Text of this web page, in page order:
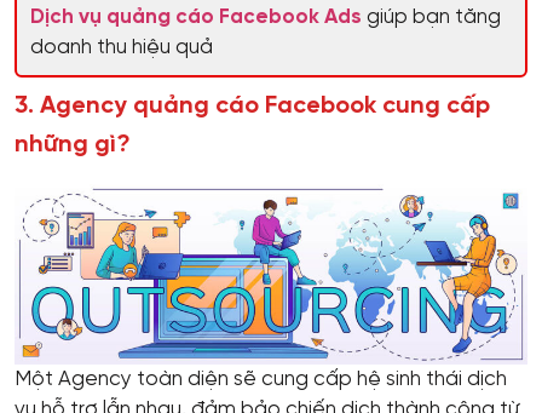
Dịch vụ quảng cáo Facebook Ads giúp bạn tăng
doanh thu hiệu quả
3. Agency quảng cáo Facebook cung cấp
những gì?
Một Agency toàn diện sẽ cung cấp hệ sinh thái dịch